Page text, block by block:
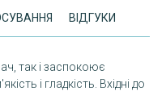
ВІДГУКИ
так і заспокоює
і гладкість. Вхідні до